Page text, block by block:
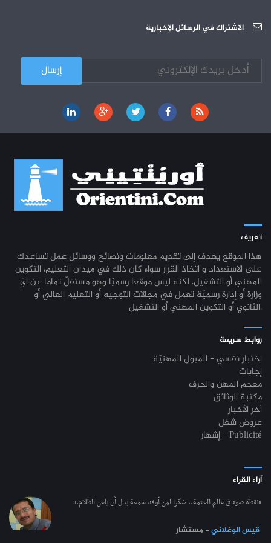
الاشتراك في الرسائل الإخبارية
تعريف
هذا الموقع يهدف إلى تقديم معلومات ونصائح ووسائل عمل تساعدك
على الاستعداد و اتخاذ القرار سواء كان ذلك في ميدان التعليم، التكوين
المهني أو التشغيل. لكنه ليس موقعا رسميّا وهو مستقلّ تماما عن ايّ
وزارة أو إدارة رسميّة تعمل في مجالات التوجيه أو التعليم العالي أو
الثانوي أو التكوين المهني أو التشغيل.
روابط سريعة
اختبار نفسي - الميول المهنيّة
إجابات
معجم المهن والحرف
مكتبة الوثائق
آخر الأخبار
عروض شغل
إشهار - Publicité
آراء القراء
“نقطة ضوء في عالم العتمة.. شكرا لمن أوقد شمعة بدل أن يلعن الظلام.”
قيس الوغلاني- مستشار